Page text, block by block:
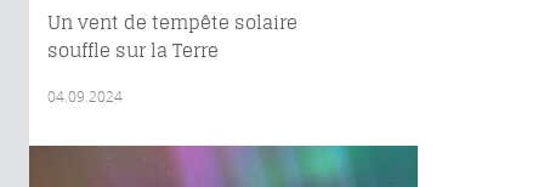
Un vent de tempête solaire
souffle sur la Terre
04.09.2024